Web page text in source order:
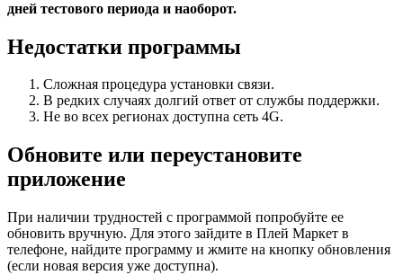
дней тестового периода и наоборот.
Недостатки программы
Сложная процедура установки связи.
В редких случаях долгий ответ от службы поддержки.
Не во всех регионах доступна сеть 4G.
Обновите или переустановите
приложение
При наличии трудностей с программой попробуйте ее
обновить вручную. Для этого зайдите в Плей Маркет в
телефоне, найдите программу и жмите на кнопку обновления
(если новая версия уже доступна).